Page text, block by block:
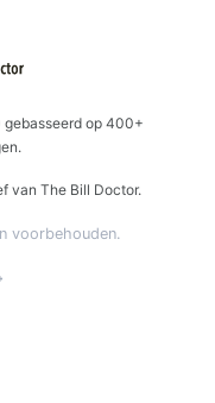
gebasseerd op 400+
van The Bill Doctor.
voorbehouden.